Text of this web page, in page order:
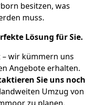
besitzen, was
muss.
Lösung für Sie.
– wir kümmern uns
Angebote erhalten.
Sie uns noch
Umzug von